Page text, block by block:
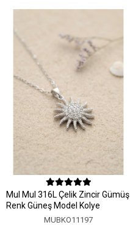
MuI MuI 316L Çelik Zincir Gümüş
Renk Güneş Model Kolye
MUBKO11197